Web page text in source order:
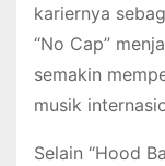
kariernya
“No Cap”
semakin
musik
Selain “Hood